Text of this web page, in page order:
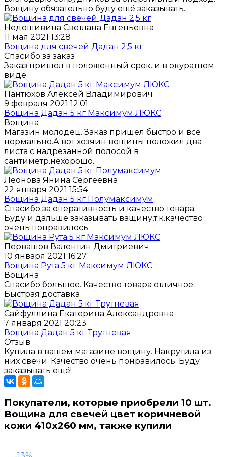
Вощину обязательно буду ещё заказывать.
Недошивина Светлана Евгеньевна
11 мая 2021 13:28
Вощина для свечей Дадан 2,5 кг
Спасибо за заказ
Заказ пришол в положенный срок. и в окуратном
виде
Пантюхов Алексей Владимирович
9 февраля 2021 12:01
Вощина Дадан 5 кг Максимум ЛЮКС
Вощина
Магазин молодец. Заказ пришел быстро и все
нормально.А вот хозяин вощины положил два
листа с надрезанной полосой в
сантиметр.нехорошо.
Леонова Янина Сергеевна
22 января 2021 15:54
Вощина Дадан 5 кг Полумаксимум
Спасибо за оперативность и качество товара
Буду и дальше заказывать ващину,т.к.качество
очень понравилось.
Первашов Валентин Дмитриевич
10 января 2021 16:27
Вощина Рута 5 кг Максимум ЛЮКС
Вощина
Спасибо большое. Качество товара отличное.
Быстрая доставка
Сайфуллина Екатерина Александровна
7 января 2021 20:23
Вощина Дадан 5 кг Трутневая
Отзыв
Купила в вашем магазине вощину. Накрутила из
них свечи. Качество очень понравилось. Буду
заказывать ещё!
Покупатели, которые приобрели 10 шт.
Вощина для свечей цвет коричневой
кожи 410х260 мм, также купили